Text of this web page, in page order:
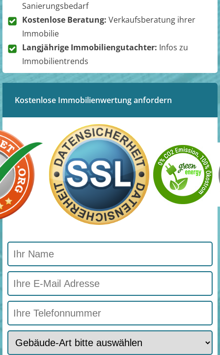
Sanierungsbedarf
Kostenlose Beratung: Verkaufsberatung ihrer
Immobilie
Langjährige Immobiliengutachter: Infos zu
Immobilientrends
Kostenlose Immobilienwertung anfordern